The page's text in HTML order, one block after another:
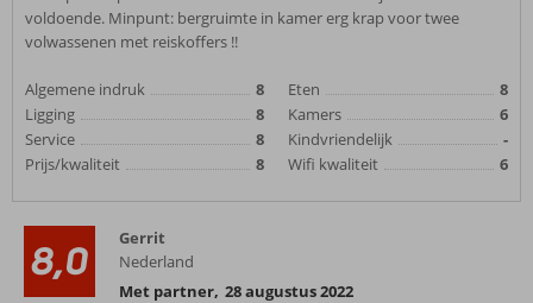
voldoende. Minpunt: bergruimte in kamer erg krap voor twee
volwassenen met reiskoffers !!
Algemene indruk
8
Ligging
8
Service
8
Prijs/kwaliteit
8
Eten
8
Kamers
6
Kindvriendelijk
-
Wifi kwaliteit
6
8,0
Gerrit
Nederland
Met partner, 28 augustus 2022